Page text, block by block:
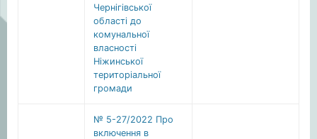
Чернігівської
області до
комунальної
власності
Ніжинської
територіальної
громади
№ 5-27/2022 Про
включення в